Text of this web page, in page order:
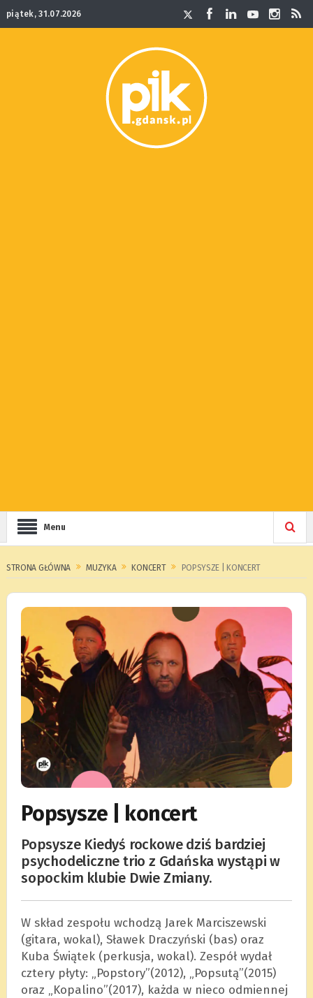
piątek, 31.07.2026
Menu
STRONA GŁÓWNA MUZYKA KONCERT POPSYSZE | KONCERT
Popsysze | koncert
Popsysze Kiedyś rockowe dziś bardziej
psychodeliczne trio z Gdańska wystąpi w
sopockim klubie Dwie Zmiany.
W skład zespołu wchodzą Jarek Marciszewski
(gitara, wokal), Sławek Draczyński (bas) oraz
Kuba Świątek (perkusja, wokal). Zespół wydał
cztery płyty: „Popstory”(2012), „Popsutą”(2015)
oraz „Kopalino”(2017), każda w nieco odmiennej